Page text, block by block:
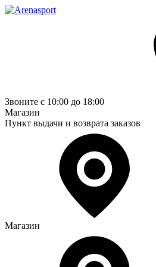
Звоните с 10:00 до 18:00
Магазин
Пункт выдачи и возврата заказов
Магазин